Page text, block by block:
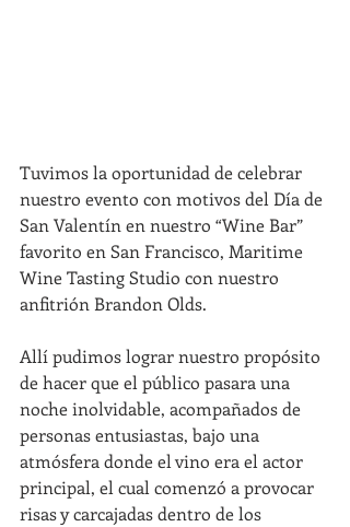
Tuvimos la oportunidad de celebrar
nuestro evento con motivos del Día de
San Valentín en nuestro “Wine Bar”
favorito en San Francisco, Maritime
Wine Tasting Studio con nuestro
anfitrión Brandon Olds.
Allí pudimos lograr nuestro propósito
de hacer que el público pasara una
noche inolvidable, acompañados de
personas entusiastas, bajo una
atmósfera donde el vino era el actor
principal, el cual comenzó a provocar
risas y carcajadas dentro de los